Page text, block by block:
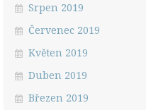
Srpen 2019
Červenec 2019
Květen 2019
Duben 2019
Březen 2019